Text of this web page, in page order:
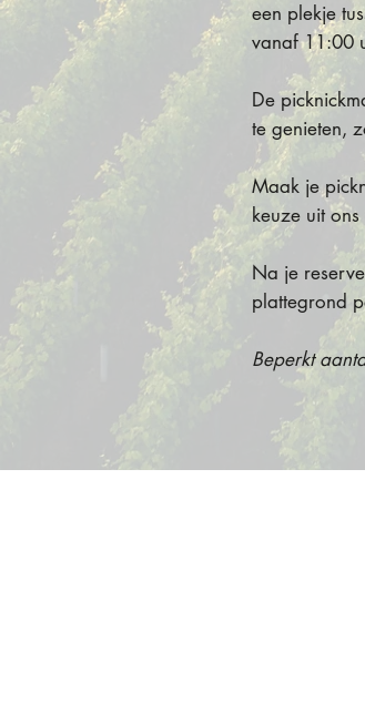
een plekje
vanaf 11:00
De
te genieten,
Maak je
keuze uit
Na je
plattegrond
Beperkt